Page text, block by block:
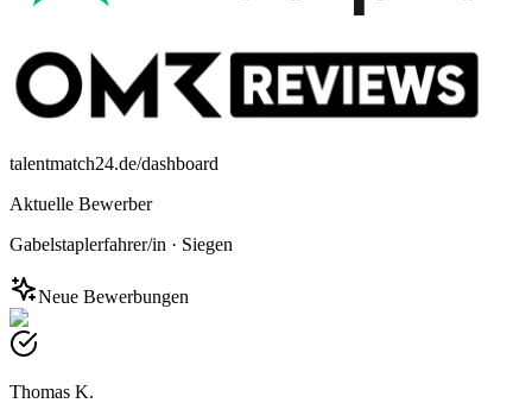
talentmatch24.de/dashboard
Aktuelle Bewerber
Gabelstaplerfahrer/in · Siegen
Neue Bewerbungen
Thomas K.